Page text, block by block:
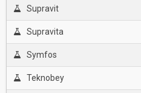
Supravit
Supravita
Symfos
Teknobey